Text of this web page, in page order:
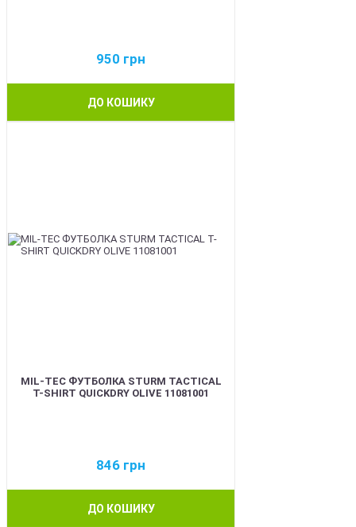
950 грн
ДО КОШИКУ
MIL-TEC ФУТБОЛКА STURM TACTICAL
T-SHIRT QUICKDRY OLIVE 11081001
846 грн
ДО КОШИКУ